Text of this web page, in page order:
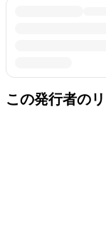
この発行者の